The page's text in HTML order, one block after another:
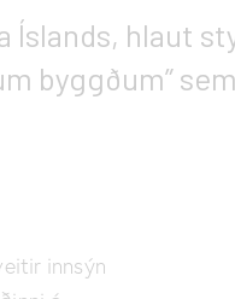
hlaut
byggðum”
innsýn